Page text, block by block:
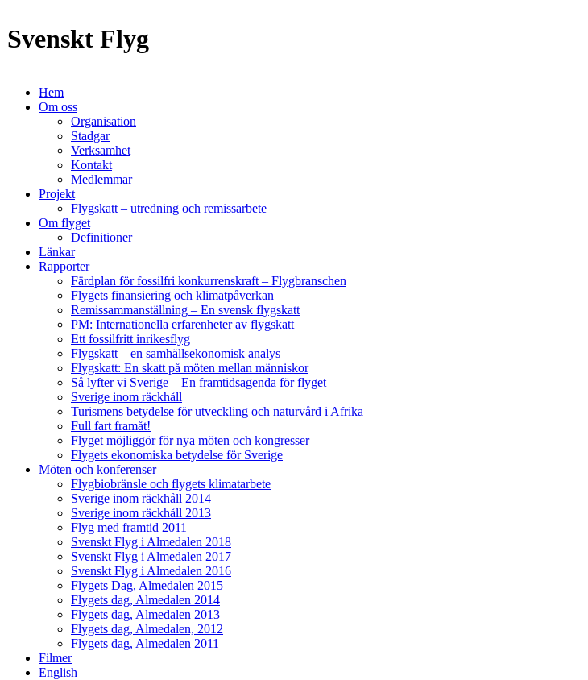
Svenskt Flyg
Hem
Om oss
Organisation
Stadgar
Verksamhet
Kontakt
Medlemmar
Projekt
Flygskatt – utredning och remissarbete
Om flyget
Definitioner
Länkar
Rapporter
Färdplan för fossilfri konkurrenskraft – Flygbranschen
Flygets finansiering och klimatpåverkan
Remissammanställning – En svensk flygskatt
PM: Internationella erfarenheter av flygskatt
Ett fossilfritt inrikesflyg
Flygskatt – en samhällsekonomisk analys
Flygskatt: En skatt på möten mellan människor
Så lyfter vi Sverige – En framtidsagenda för flyget
Sverige inom räckhåll
Turismens betydelse för utveckling och naturvård i Afrika
Full fart framåt!
Flyget möjliggör för nya möten och kongresser
Flygets ekonomiska betydelse för Sverige
Möten och konferenser
Flygbiobränsle och flygets klimatarbete
Sverige inom räckhåll 2014
Sverige inom räckhåll 2013
Flyg med framtid 2011
Svenskt Flyg i Almedalen 2018
Svenskt Flyg i Almedalen 2017
Svenskt Flyg i Almedalen 2016
Flygets Dag, Almedalen 2015
Flygets dag, Almedalen 2014
Flygets dag, Almedalen 2013
Flygets dag, Almedalen, 2012
Flygets dag, Almedalen 2011
Filmer
English